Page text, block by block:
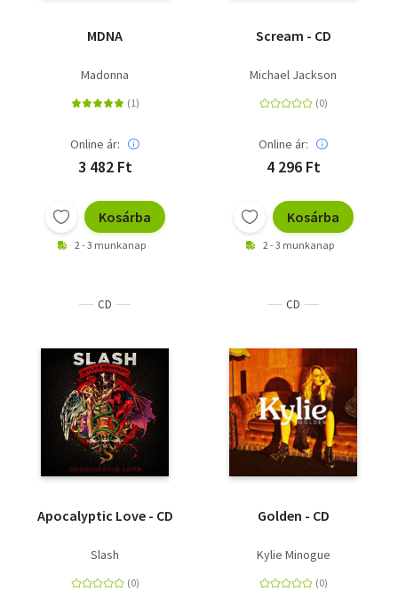
MDNA
Madonna
Online ár:
3 482 Ft
Kosárba
2 - 3 munkanap
Scream - CD
Michael Jackson
Online ár:
4 296 Ft
Kosárba
2 - 3 munkanap
CD
Apocalyptic Love - CD
Slash
CD
Golden - CD
Kylie Minogue